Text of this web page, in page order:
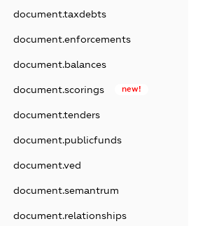
document.taxdebts
document.enforcements
document.balances
document.scorings new!
document.tenders
document.publicfunds
document.ved
document.semantrum
document.relationships